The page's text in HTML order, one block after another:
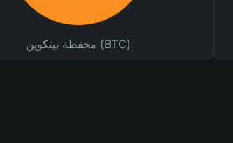
محفظة بيتكوين (BTC)